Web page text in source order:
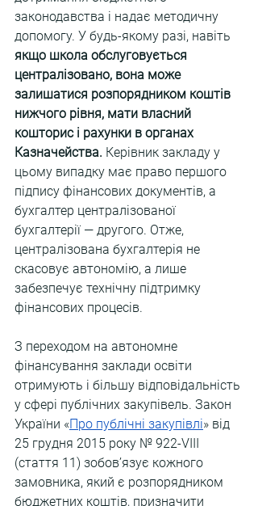
законодавства і надає методичну
допомогу. У будь-якому разі, навіть
якщо школа обслуговується
централізовано, вона може
залишатися розпорядником коштів
нижчого рівня, мати власний
кошторис і рахунки в органах
Казначейства. Керівник закладу у
цьому випадку має право першого
підпису фінансових документів, а
бухгалтер централізованої
бухгалтерії — другого. Отже,
централізована бухгалтерія не
скасовує автономію, а лише
забезпечує технічну підтримку
фінансових процесів.
З переходом на автономне
фінансування заклади освіти
отримують і більшу відповідальність
у сфері публічних закупівель. Закон
України «Про публічні закупівлі» від
25 грудня 2015 року № 922-VIII
(стаття 11) зобов’язує кожного
замовника, який є розпорядником
бюджетних коштів, призначити